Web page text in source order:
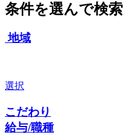
条件を選んで検索
地域
選択
こだわり
給与/職種